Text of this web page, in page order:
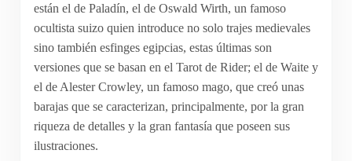
están el de Paladín, el de Oswald Wirth, un famoso
ocultista suizo quien introduce no solo trajes medievales
sino también esfinges egipcias, estas últimas son
versiones que se basan en el Tarot de Rider; el de Waite y
el de Alester Crowley, un famoso mago, que creó unas
barajas que se caracterizan, principalmente, por la gran
riqueza de detalles y la gran fantasía que poseen sus
ilustraciones.